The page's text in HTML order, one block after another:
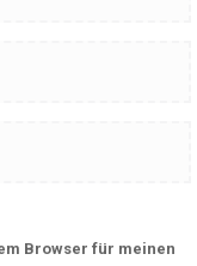
Browser für meinen